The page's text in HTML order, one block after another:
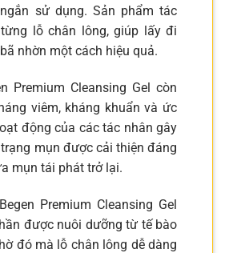
sử dụng. Sản phẩm tác
lỗ chân lông, giúp lấy đi
nhờn một cách hiệu quả.
Premium Cleansing Gel còn
viêm, kháng khuẩn và ức
động của các tác nhân gây
mụn được cải thiện đáng
mụn tái phát trở lại.
Premium Cleansing Gel
được nuôi dưỡng từ tế bào
đó mà lỗ chân lông dễ dàng